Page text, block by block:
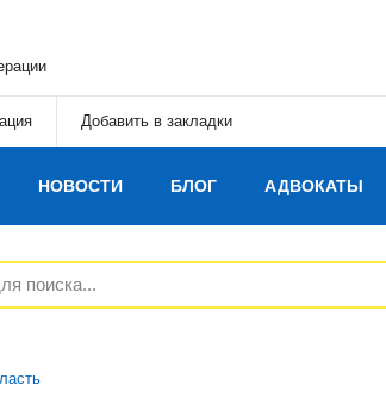
Добавить в закладки
НОВОСТИ БЛОГ АДВОКАТЫ